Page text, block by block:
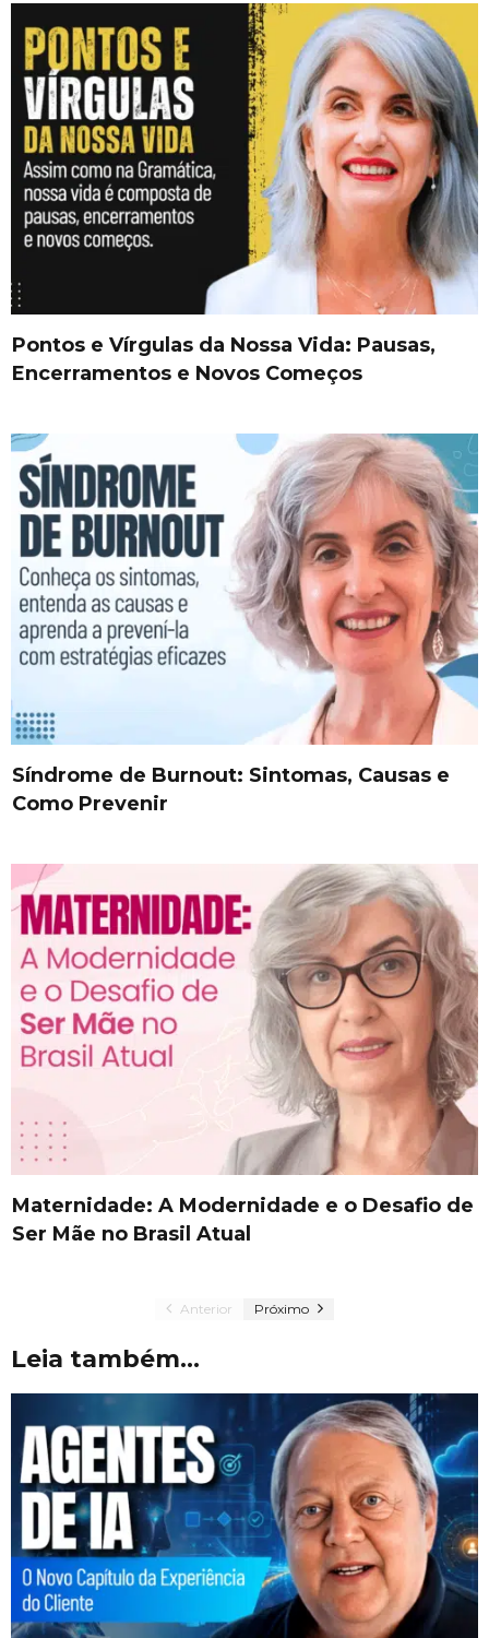
Pontos e Vírgulas da Nossa Vida: Pausas,
Encerramentos e Novos Começos
Síndrome de Burnout: Sintomas, Causas e
Como Prevenir
Maternidade: A Modernidade e o Desafio de
Ser Mãe no Brasil Atual
Anterior Próximo
Leia também...